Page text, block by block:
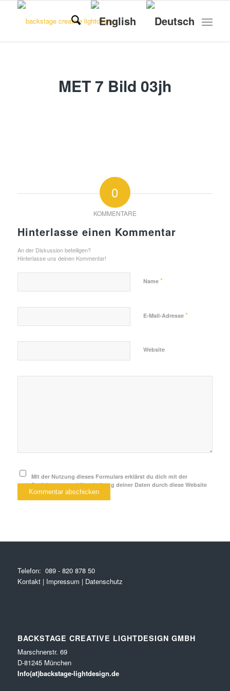
MET 7 Bild 03jh
0
KOMMENTARE
Hinterlasse einen Kommentar
An der Diskussion beteiligen?
Hinterlasse uns deinen Kommentar!
Name *
E-Mail-Adresse *
Website
Mit der Nutzung dieses Formulars erklärst du dich mit der
Speicherung und Verarbeitung deiner Daten durch diese Website
einverstanden.*
Telefon: 089 - 820 878 50
Kontakt| Impressum | Datenschutz
BACKSTAGE CREATIVE LIGHTDESIGN GMBH
Marschnerstr. 69
D-81245 München
Info(at)backstage-lightdesign.de